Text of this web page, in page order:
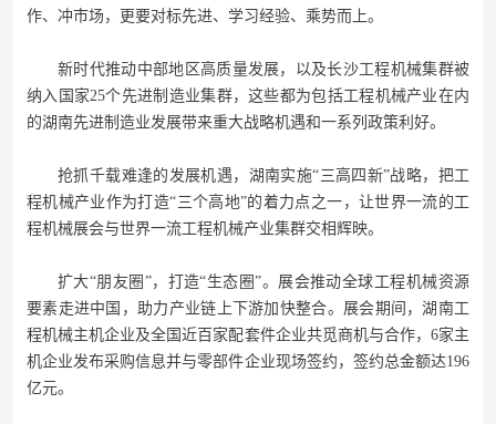
作、冲市场，更要对标先进、学习经验、乘势而上。
新时代推动中部地区高质量发展，以及长沙工程机械集群被
纳入国家25个先进制造业集群，这些都为包括工程机械产业在内
的湖南先进制造业发展带来重大战略机遇和一系列政策利好。
抢抓千载难逢的发展机遇，湖南实施“三高四新”战略，把工
程机械产业作为打造“三个高地”的着力点之一，让世界一流的工
程机械展会与世界一流工程机械产业集群交相辉映。
扩大“朋友圈”，打造“生态圈”。展会推动全球工程机械资源
要素走进中国，助力产业链上下游加快整合。展会期间，湖南工
程机械主机企业及全国近百家配套件企业共觅商机与合作，6家主
机企业发布采购信息并与零部件企业现场签约，签约总金额达196
亿元。